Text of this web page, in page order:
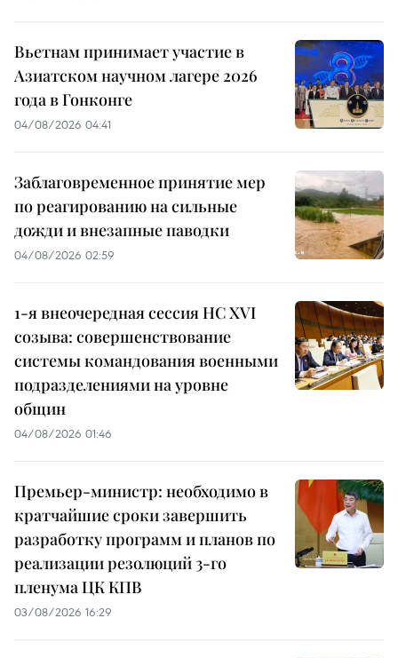
Вьетнам принимает участие в
Азиатском научном лагере 2026
года в Гонконге
04/08/2026 04:41
Заблаговременное принятие мер
по реагированию на сильные
дожди и внезапные паводки
04/08/2026 02:59
1-я внеочередная сессия НС XVI
созыва: совершенствование
системы командования военными
подразделениями на уровне
общин
04/08/2026 01:46
Премьер-министр: необходимо в
кратчайшие сроки завершить
разработку программ и планов по
реализации резолюций 3-го
пленума ЦК КПВ
03/08/2026 16:29